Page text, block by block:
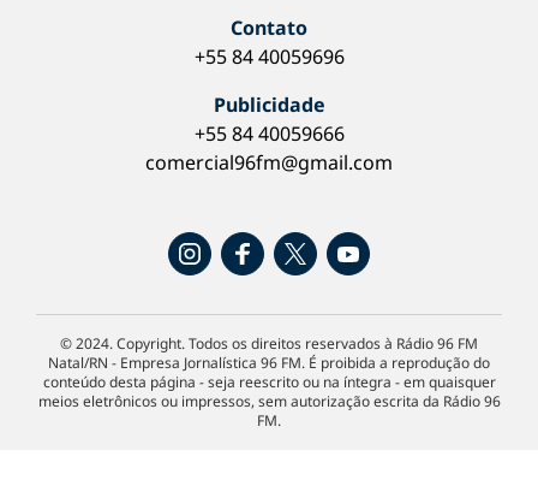
Contato
+55 84 40059696
Publicidade
+55 84 40059666
comercial96fm@gmail.com
© 2024. Copyright. Todos os direitos reservados à Rádio 96 FM
Natal/RN - Empresa Jornalística 96 FM. É proibida a reprodução do
conteúdo desta página - seja reescrito ou na íntegra - em quaisquer
meios eletrônicos ou impressos, sem autorização escrita da Rádio 96
FM.